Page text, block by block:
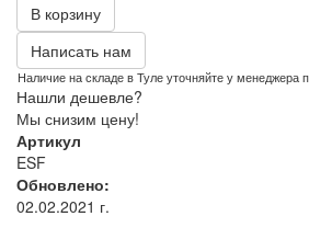
В корзину
Написать нам
Наличие на складе в Туле уточняйте у менеджера
Нашли дешевле?
Мы снизим цену!
Артикул
ESF
Обновлено:
02.02.2021 г.